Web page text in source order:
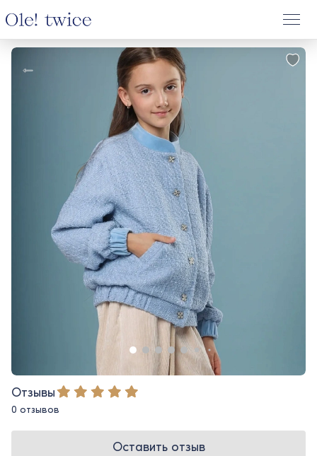
Отзывы
0 отзывов
Оставить отзыв